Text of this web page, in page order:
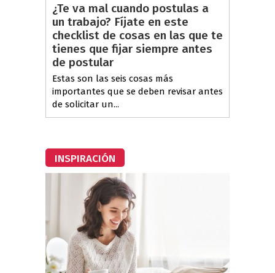
¿Te va mal cuando postulas a
un trabajo? Fíjate en este
checklist de cosas en las que te
tienes que fijar siempre antes
de postular
Estas son las seis cosas más
importantes que se deben revisar antes
de solicitar un...
INSPIRACIÓN